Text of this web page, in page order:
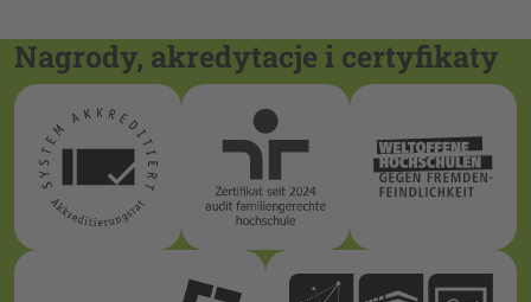
Nagrody, akredytacje i certyfikaty